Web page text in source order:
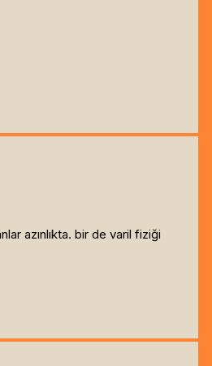
azınlıkta. bir de varil fiziği